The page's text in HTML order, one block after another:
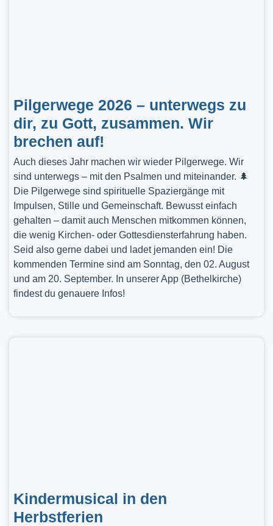
Pilgerwege 2026 – unterwegs zu
dir, zu Gott, zusammen. Wir
brechen auf!
Auch dieses Jahr machen wir wieder Pilgerwege. Wir
sind unterwegs – mit den Psalmen und miteinander. 🌲
Die Pilgerwege sind spirituelle Spaziergänge mit
Impulsen, Stille und Gemeinschaft. Bewusst einfach
gehalten – damit auch Menschen mitkommen können,
die wenig Kirchen- oder Gottesdiensterfahrung haben.
Seid also gerne dabei und ladet jemanden ein! Die
kommenden Termine sind am Sonntag, den 02. August
und am 20. September. In unserer App (Bethelkirche)
findest du genauere Infos!
Kindermusical in den
Herbstferien